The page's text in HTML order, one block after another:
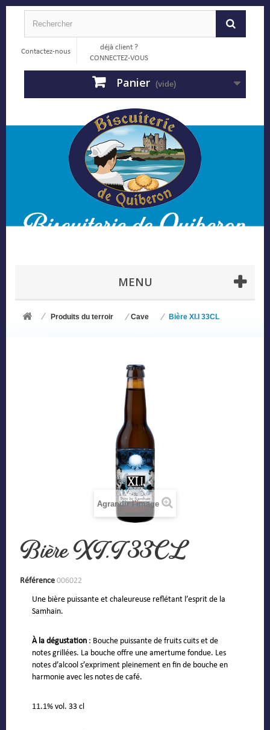
Contactez-nous
déjà client ?
CONNECTEZ-VOUS
Panier (vide)
MENU
Produits du terroir Cave Bière XI.I 33CL
Agrandir l'image
Bière XI.I 33CL
Référence 006022
Une bière puissante et chaleureuse reflétant l’esprit de la
Samhain.
À la dégustation : Bouche puissante de fruits cuits et de
notes grillées. La bouche offre une amertume fondue. Les
notes d’alcool s’expriment pleinement en fin de bouche en
harmonie avec les notes de café.
11.1% vol. 33 cl